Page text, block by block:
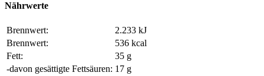
Nährwerte
Brennwert:
2.233 kJ
Brennwert:
536 kcal
Fett:
35 g
-davon gesättigte Fettsäuren: 17 g